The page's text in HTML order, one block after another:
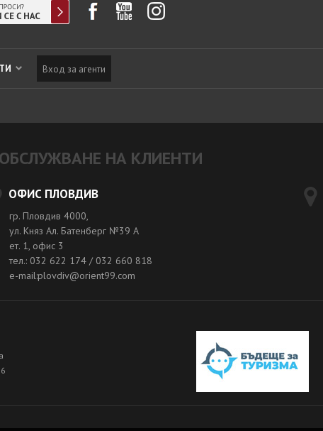
Вход за агенти
НА КЛИЕНТИ
ОФИС ПЛОВДИВ
гр. Пловдив 4000,
ул. Княз Ал. Батенберг №39 A
ет. 1, офис 3
тел.: 032 622 174 / 032 660 818
e-mail:plovdiv@orient99.com